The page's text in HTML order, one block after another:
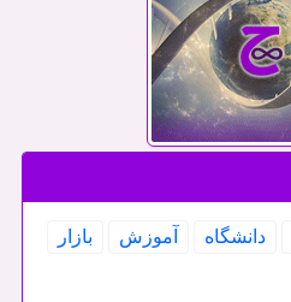
دانشگاه آموزش
بازار